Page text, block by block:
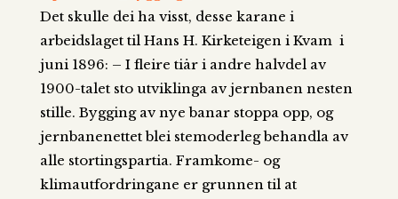
Det skulle dei ha visst, desse karane i
arbeidslaget til Hans H. Kirketeigen i Kvam i
juni 1896: – I fleire tiår i andre halvdel av
1900-talet sto utviklinga av jernbanen nesten
stille. Bygging av nye banar stoppa opp, og
jernbanenettet blei stemoderleg behandla av
alle stortingspartia. Framkome- og
klimautfordringane er grunnen til at